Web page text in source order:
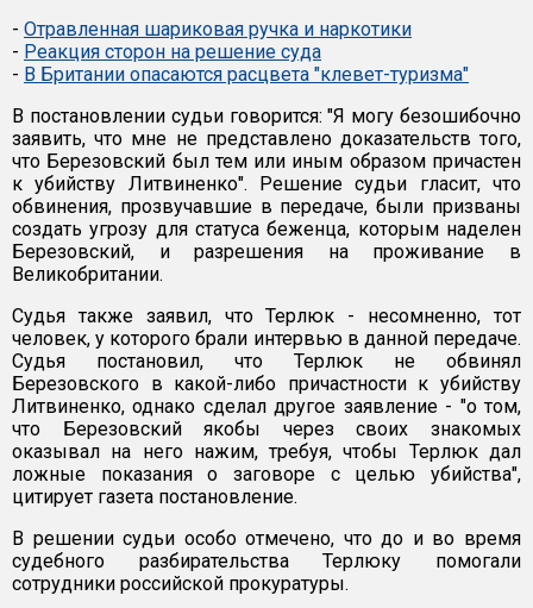
- Отравленная шариковая ручка и наркотики
- Реакция сторон на решение суда
- В Британии опасаются расцвета "клевет-туризма"
В постановлении судьи говорится: "Я могу безошибочно
заявить, что мне не представлено доказательств того,
что Березовский был тем или иным образом причастен
к убийству Литвиненко". Решение судьи гласит, что
обвинения, прозвучавшие в передаче, были призваны
создать угрозу для статуса беженца, которым наделен
Березовский, и разрешения на проживание в
Великобритании.
Судья также заявил, что Терлюк - несомненно, тот
человек, у которого брали интервью в данной передаче.
Судья постановил, что Терлюк не обвинял
Березовского в какой-либо причастности к убийству
Литвиненко, однако сделал другое заявление - "о том,
что Березовский якобы через своих знакомых
оказывал на него нажим, требуя, чтобы Терлюк дал
ложные показания о заговоре с целью убийства",
цитирует газета постановление.
В решении судьи особо отмечено, что до и во время
судебного разбирательства Терлюку помогали
сотрудники российской прокуратуры.